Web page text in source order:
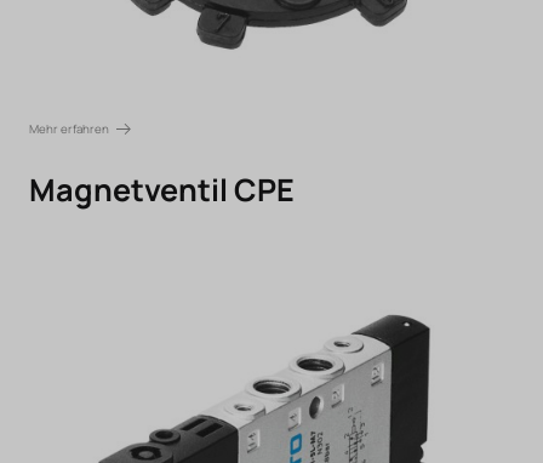
Mehr erfahren
Magnetventil CPE